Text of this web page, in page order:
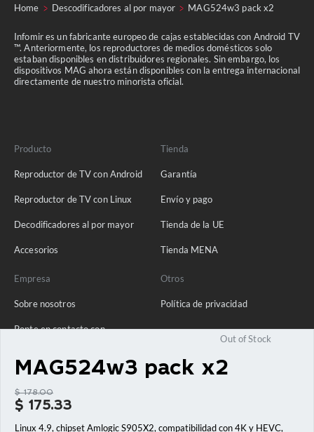
Out of Stock
MAG524w3 pack x2
$178.00
El
precio
original
$ 175.33
Linux 4.9, chipset Amlogic S905X2, compatibilidad con 4K y HEVC,
Home Descodificadores al por mayor MAG524w3 pack x2
Infomir es un fabricante europeo de cajas establecidas con Android TV
™. Anteriormente, los reproductores de medios domésticos solo
estaban disponibles en distribuidores regionales. Sin embargo, los
dispositivos MAG ahora están disponibles con la entrega internacional
directamente de nuestro minorista oficial.
Producto
Reproductor de TV con Android
Reproductor de TV con Linux
Decodificadores al por mayor
Accesorios
Tienda
Garantía
Envío y pago
Tienda de la UE
Tienda MENA
Empresa
Sobre nosotros
Ponte en contacto con
Otros
Política de privacidad